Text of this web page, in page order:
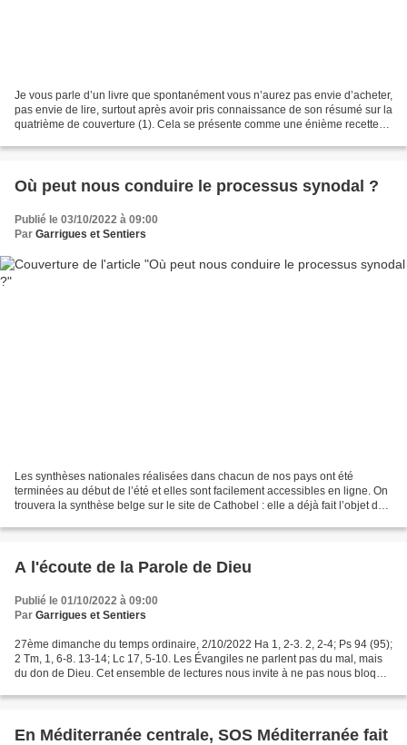
Je vous parle d’un livre que spontanément vous n’aurez pas envie d’acheter,
pas envie de lire, surtout après avoir pris connaissance de son résumé sur la
quatrième de couverture (1). Cela se présente comme une énième recette
Où peut nous conduire le processus synodal ?
Publié le 03/10/2022 à 09:00
Par Garrigues et Sentiers
Les synthèses nationales réalisées dans chacun de nos pays ont été
terminées au début de l’été et elles sont facilement accessibles en ligne. On
trouvera la synthèse belge sur le site de Cathobel : elle a déjà fait l’objet de
A l'écoute de la Parole de Dieu
Publié le 01/10/2022 à 09:00
Par Garrigues et Sentiers
27ème dimanche du temps ordinaire, 2/10/2022 Ha 1, 2-3. 2, 2-4; Ps 94 (95);
2 Tm, 1, 6-8. 13-14; Lc 17, 5-10. Les Évangiles ne parlent pas du mal, mais
du don de Dieu. Cet ensemble de lectures nous invite à ne pas nous bloquer
En Méditerranée centrale, SOS Méditerranée fait